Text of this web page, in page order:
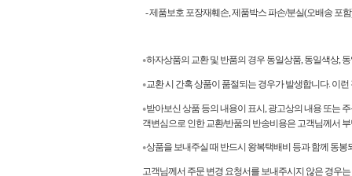
- 제품보호 포장재훼손, 제품박스 파손/분실(오배송 포
●하자상품의 교환 및 반품의 경우 동일상품, 동일색상,
●교환 시 간혹 상품이 품절되는 경우가 발생합니다. 이
●받아보신 상품 등의 내용이 표시, 광고상의 내용 또는
객변심으로 인한 교환/반품의 반송비용은 고객님께서
●상품을 보내주실 때 반드시 왕복택배비 등과 함께 동
고객님께서 주문 변경 요청서를 보내주시지 않은 경우